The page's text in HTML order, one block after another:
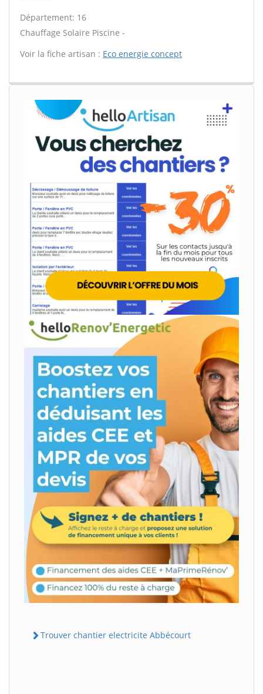
Département: 16
Chauffage Solaire Piscine -
Voir la fiche artisan : Eco energie concept
Trouver chantier electricite Abbécourt